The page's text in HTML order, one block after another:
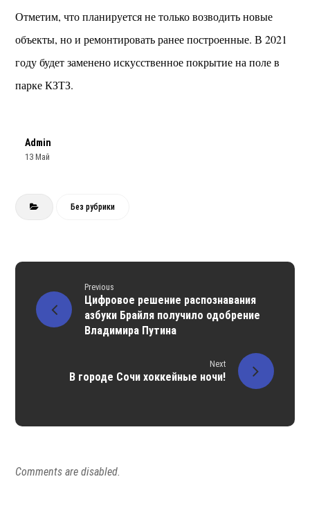
Отметим, что планируется не только возводить новые
объекты, но и ремонтировать ранее построенные. В 2021
году будет заменено искусственное покрытие на поле в
парке КЗТЗ.
Admin
13 Май
Без рубрики
Previous
Цифровое решение распознавания
азбуки Брайля получило одобрение
Владимира Путина
Next
В городе Сочи хоккейные ночи!
Comments are disabled.